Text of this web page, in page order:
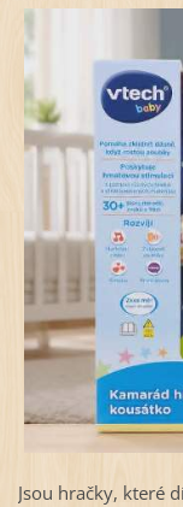
Jsou hračky, které